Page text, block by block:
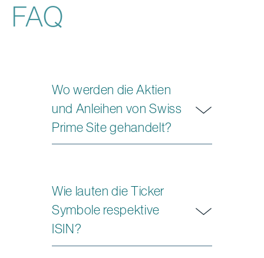
FAQ
Wo werden die Aktien
und Anleihen von Swiss
Prime Site gehandelt?
Wie lauten die Ticker
Symbole respektive
ISIN?